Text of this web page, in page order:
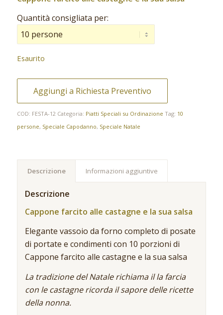
Quantità consigliata per:
Esaurito
Aggiungi a Richiesta Preventivo
COD: FESTA-12 Categoria: Piatti Speciali su Ordinazione Tag: 10
persone, Speciale Capodanno, Speciale Natale
Descrizione Informazioni aggiuntive
Descrizione
Cappone farcito alle castagne e la sua salsa
Elegante vassoio da forno completo di posate
di portate e condimenti con 10 porzioni di
Cappone farcito alle castagne e la sua salsa
La tradizione del Natale richiama il la farcia
con le castagne ricorda il sapore delle ricette
della nonna.